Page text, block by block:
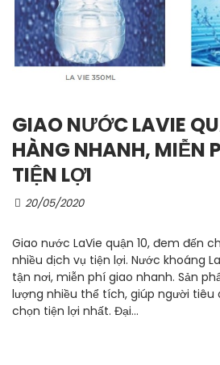
GIAO NƯỚC LAVIE
HÀNG NHANH, MIỄN
TIỆN LỢI
20/05/2020
Giao nước LaVie quận 10, đem đến
nhiều dịch vụ tiện lợi. Nước khoáng
tận nơi, miễn phí giao nhanh. Sản
lượng nhiều thể tích, giúp người tiêu
chọn tiện lợi nhất. Đại...